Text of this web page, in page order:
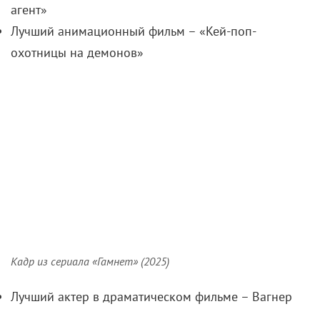
агент»
Лучший анимационный фильм – «Кей-поп-
охотницы на демонов»
Кадр из сериала «Гамнет» (2025)
Лучший актер в драматическом фильме – Вагнер